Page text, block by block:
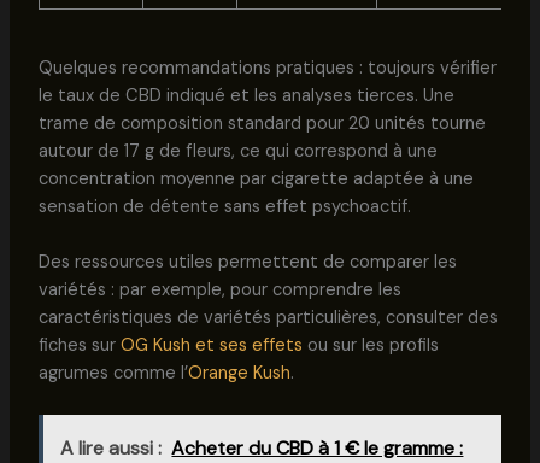
Quelques recommandations pratiques : toujours vérifier
le taux de CBD indiqué et les analyses tierces. Une
trame de composition standard pour 20 unités tourne
autour de 17 g de fleurs, ce qui correspond à une
concentration moyenne par cigarette adaptée à une
sensation de détente sans effet psychoactif.
Des ressources utiles permettent de comparer les
variétés : par exemple, pour comprendre les
caractéristiques de variétés particulières, consulter des
fiches sur OG Kush et ses effets ou sur les profils
agrumes comme l’Orange Kush.
A lire aussi : Acheter du CBD à 1 € le gramme :